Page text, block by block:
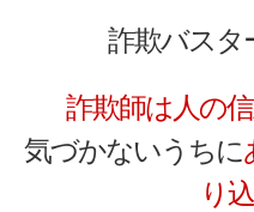
詐欺バスタ
詐欺師は人の
気づかないうちに
り